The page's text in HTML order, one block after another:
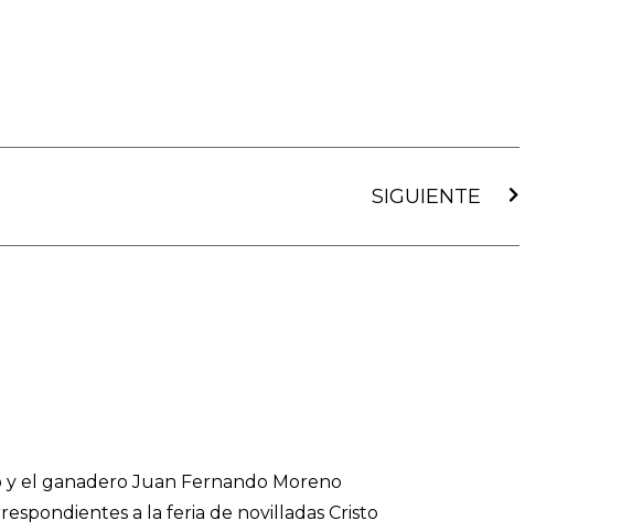
SIGUIENTE
el ganadero Juan Fernando Moreno
a la feria de novilladas Cristo